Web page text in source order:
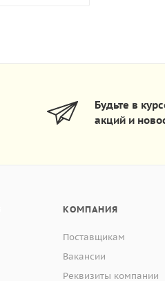
Будьте в
акций и
КОМПАНИЯ
Поставщикам
Вакансии
Реквизиты компании